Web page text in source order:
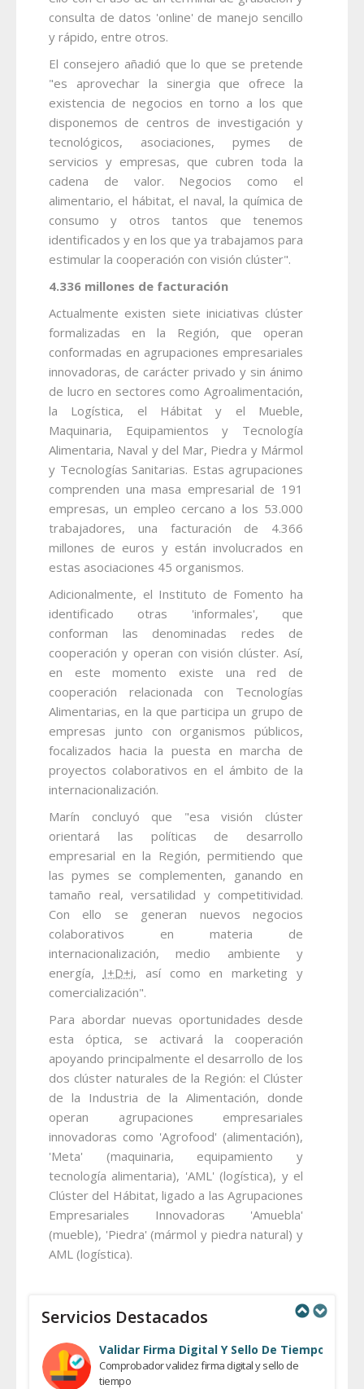
consulta de datos 'online' de manejo sencillo
y rápido, entre otros.
El consejero añadió que lo que se pretende
"es aprovechar la sinergia que ofrece la
existencia de negocios en torno a los que
disponemos de centros de investigación y
tecnológicos, asociaciones, pymes de
servicios y empresas, que cubren toda la
cadena de valor. Negocios como el
alimentario, el hábitat, el naval, la química de
consumo y otros tantos que tenemos
identificados y en los que ya trabajamos para
estimular la cooperación con visión clúster".
4.336 millones de facturación
Actualmente existen siete iniciativas clúster
formalizadas en la Región, que operan
conformadas en agrupaciones empresariales
innovadoras, de carácter privado y sin ánimo
de lucro en sectores como Agroalimentación,
la Logística, el Hábitat y el Mueble,
Maquinaria, Equipamientos y Tecnología
Alimentaria, Naval y del Mar, Piedra y Mármol
y Tecnologías Sanitarias. Estas agrupaciones
comprenden una masa empresarial de 191
empresas, un empleo cercano a los 53.000
trabajadores, una facturación de 4.366
millones de euros y están involucrados en
estas asociaciones 45 organismos.
Adicionalmente, el Instituto de Fomento ha
identificado otras 'informales', que
conforman las denominadas redes de
cooperación y operan con visión clúster. Así,
en este momento existe una red de
cooperación relacionada con Tecnologías
Alimentarias, en la que participa un grupo de
empresas junto con organismos públicos,
focalizados hacia la puesta en marcha de
proyectos colaborativos en el ámbito de la
internacionalización.
Marín concluyó que "esa visión clúster
orientará las políticas de desarrollo
empresarial en la Región, permitiendo que
las pymes se complementen, ganando en
tamaño real, versatilidad y competitividad.
Con ello se generan nuevos negocios
colaborativos en materia de
internacionalización, medio ambiente y
energía, I+D+i, así como en marketing y
comercialización".
Para abordar nuevas oportunidades desde
esta óptica, se activará la cooperación
apoyando principalmente el desarrollo de los
dos clúster naturales de la Región: el Clúster
de la Industria de la Alimentación, donde
operan agrupaciones empresariales
innovadoras como 'Agrofood' (alimentación),
'Meta' (maquinaria, equipamiento y
tecnología alimentaria), 'AML' (logística), y el
Clúster del Hábitat, ligado a las Agrupaciones
Empresariales Innovadoras 'Amuebla'
(mueble), 'Piedra' (mármol y piedra natural) y
AML (logística).
Servicios Destacados
Validar Firma Digital Y Sello De Tiempo
Comprobador validez firma digital y sello de
tiempo
Previous